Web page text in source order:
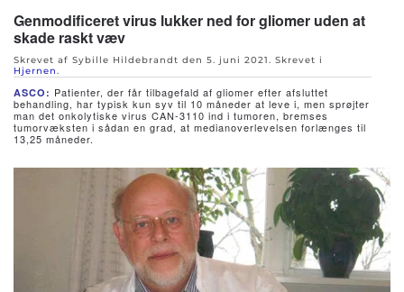
Genmodificeret virus lukker ned for gliomer uden at
skade raskt væv
Skrevet af Sybille Hildebrandt den 5. juni 2021. Skrevet i
Hjernen.
ASCO: Patienter, der får tilbagefald af gliomer efter afsluttet
behandling, har typisk kun syv til 10 måneder at leve i, men sprøjter
man det onkolytiske virus CAN-3110 ind i tumoren, bremses
tumorvæksten i sådan en grad, at medianoverlevelsen forlænges til
13,25 måneder.